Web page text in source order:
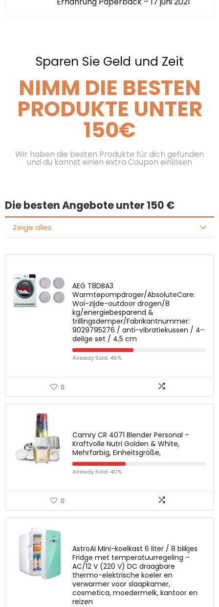
Sparen Sie Geld und Zeit
NIMM DIE BESTEN
PRODUKTE UNTER
150€
Wir haben die besten Produkte für dich gefunden
und du kannst einen extra Coupon einlösen
Die besten Angebote unter 150 €
Zeige alles
AEG T8DBA3
Warmtepompdroger/AbsoluteCare:
Wol-zijde-outdoor drogen/8
kg/energiebesparend &
trillingsdemper/Fabrikantnummer:
9029795276 / anti-vibratiekussen / 4-
delige set / 4,5 cm
Already Sold: 46%
0
Camry CR 4071 Blender Personal –
Kraftvolle Nutri Golden & White,
Mehrfarbig, Einheitsgröße,
Already Sold: 40%
0
AstroAI Mini-koelkast 6 liter / 8 blikjes
Fridge met temperatuurregeling –
AC/12 V (220 V) DC draagbare
thermo-elektrische koeler en
verwarmer voor slaapkamer,
cosmetica, moedermelk, kantoor en
reizen